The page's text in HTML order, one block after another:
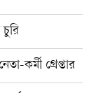
কর্মী গ্রেপ্তার